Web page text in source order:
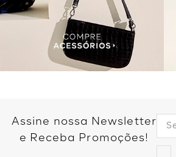
Assine nossa Newsletter
e Receba Promoções!